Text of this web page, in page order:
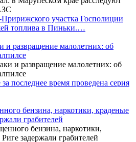
участка Госполиции
топлива в Пиньки.…
и развращение малолетних: об
последнее время проведена серия
бензина, наркотики, краденые
грабителей